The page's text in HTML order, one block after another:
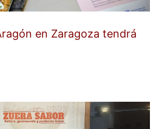
en Zaragoza tendrá